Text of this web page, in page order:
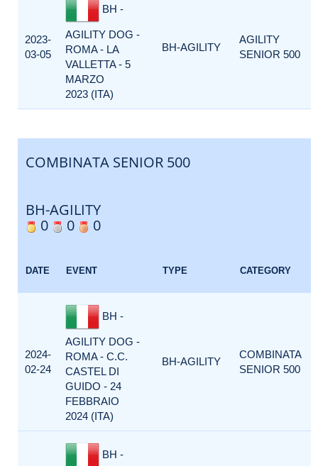
2023-
03-05
BH -
AGILITY DOG -
ROMA - LA
VALLETTA - 5
MARZO
2023 (ITA)
BH-AGILITY
AGILITY
SENIOR 500
COMBINATA SENIOR 500
BH-AGILITY
0
0 0
DATE EVENT TYPE CATEGORY
2024-
02-24
BH -
AGILITY DOG -
ROMA - C.C.
CASTEL DI
GUIDO - 24
FEBBRAIO
2024 (ITA)
BH-AGILITY
COMBINATA
SENIOR 500
BH -